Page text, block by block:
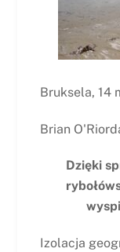
Bruksela, 14
Brian
Dzięki
Izolacja